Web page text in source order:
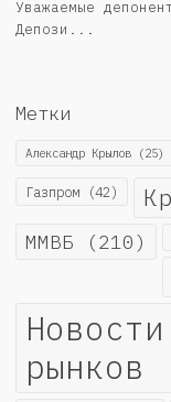
Уважаемые
Депози...
Метки
Александр Крылов (25)
Газпром (42)
ММВБ (210)
рынков